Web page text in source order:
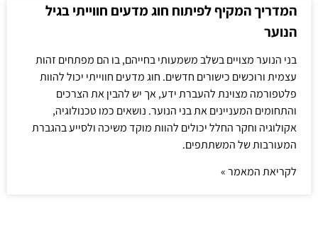
המדריך המקיף לפיתוח חוג מדעים חווייתי בגיל
הנוער
בני הנוער מצויים בשלב משמעותי בחייהם, בו הם מפתחים זהות
עצמית ורוכשים כישורים חדשים. חוג מדעים חווייתי יכול להוות
פלטפורמה מצוינת להעברת ידע, אך יש להבין את הצרכים
והתחומים המעניינים את בני הנוער. נושאים כמו טכנולוגיה,
אקולוגיה וחקר החלל יכולים להוות מוקד משיכה ולסייע בהגברת
המעורבות של המשתתפים.
לקריאת המאמר »